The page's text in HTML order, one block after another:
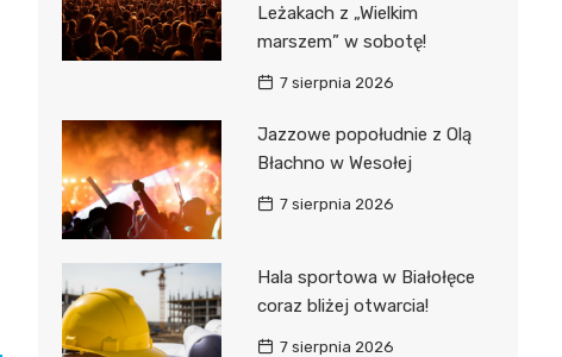
Leżakach z „Wielkim
marszem” w sobotę!
7 sierpnia 2026
Jazzowe popołudnie z Olą
Błachno w Wesołej
7 sierpnia 2026
Hala sportowa w Białołęce
coraz bliżej otwarcia!
7 sierpnia 2026